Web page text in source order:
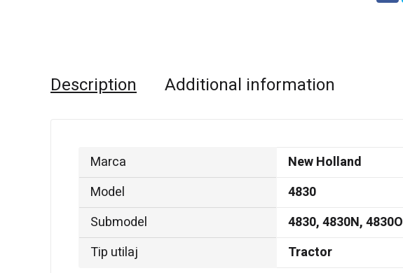
Description Additional information
Marca
New Holland
Model
4830
Submodel
4830, 4830N, 4830O
Tip utilaj
Tractor